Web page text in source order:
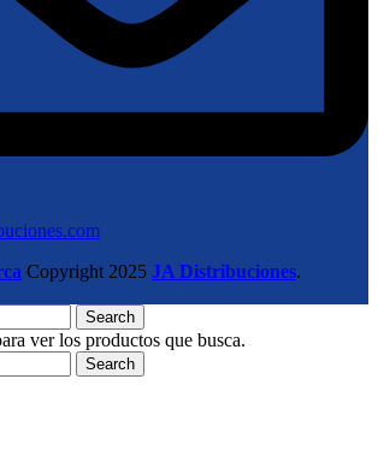
Copyright 2025 JA Distribuciones.
Search
ver los productos que busca.
Search